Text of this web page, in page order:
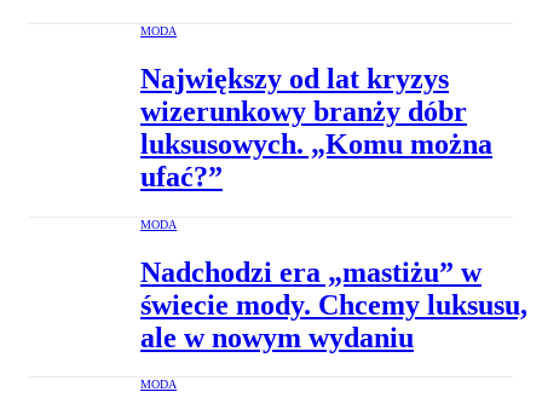
MODA
Największy od lat kryzys
wizerunkowy branży dóbr
luksusowych. „Komu można
ufać?”
MODA
Nadchodzi era „mastiżu” w
świecie mody. Chcemy luksusu,
ale w nowym wydaniu
MODA